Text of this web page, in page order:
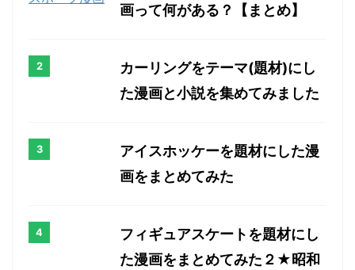
画って何がある？【まとめ】
カーリングをテーマ(題材)にし
た漫画と小説を集めてみました
アイスホッケーを題材にした漫
画をまとめてみた
フィギュアスケートを題材にし
た漫画をまとめてみた２★昭和